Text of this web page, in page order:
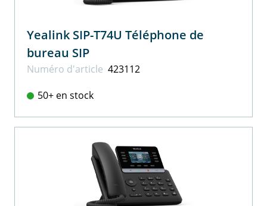
Yealink SIP-T74U Téléphone de
bureau SIP
Numéro d'article 423112
50+ en stock